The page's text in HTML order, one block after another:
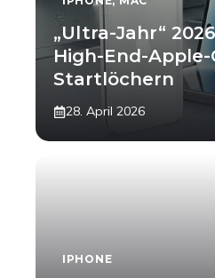
„Ultra-Jahr“
High-End-
Startlöchern
28. April 2026
IPHONE